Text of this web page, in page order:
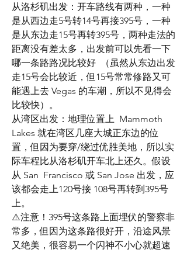
从洛杉矶出发：开车路线有两种，一种
是从西边走5号转14号再接395号，一种
是从东边走15号再转395号，两种走法的
距离没有差太多，出发前可以先看一下
哪一条路路况比较好  （虽然从东边出发
走15号会比较近，但15号常常修路又可
能遇上去 Vegas 的车潮，所以不见得会
比较快）。
从湾区出发：地理位置上  Mammoth
Lakes 就在湾区几座大城正东边的位
置，但因为要穿/绕过优胜美地，所以实
际车程比从洛杉矶开车北上还久。假设
从 San  Francisco 或 San Jose 出发，应
该都会走上120号接 108号再转到395号
上。
⚠️注意！395号这条路上面埋伏的警察非
常多，但因为这条路很好开，沿途风景
又绝美，很容易一个闪神不小心就超速